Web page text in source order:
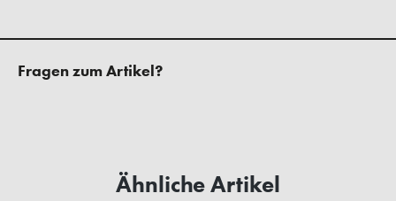
Fragen zum Artikel?
Ähnliche Artikel